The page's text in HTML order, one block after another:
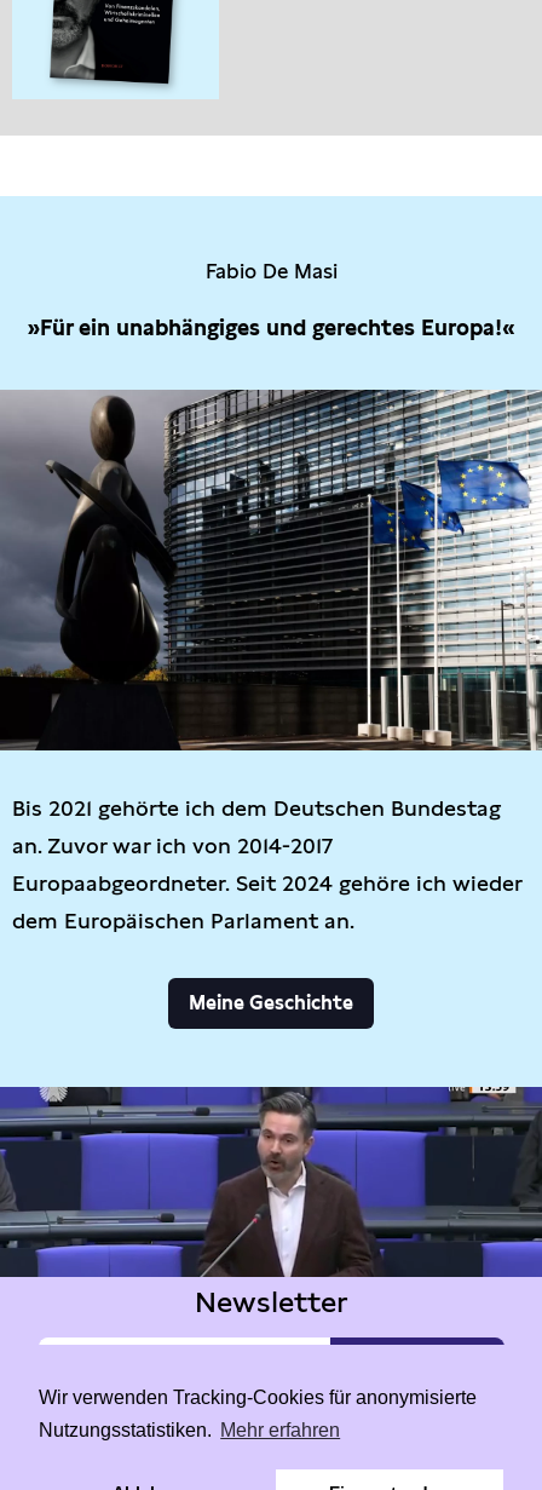
Wir verwenden Tracking-Cookies für anonymisierte
Nutzungsstatistiken. Mehr erfahren
Fabio De Masi
»Für ein unabhängiges und gerechtes Europa!«
Bis 2021 gehörte ich dem Deutschen Bundestag
an. Zuvor war ich von 2014-2017
Europaabgeordneter. Seit 2024 gehöre ich wieder
dem Europäischen Parlament an.
Meine Geschichte
Newsletter